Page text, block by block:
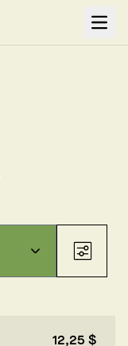
Open
12,25 $